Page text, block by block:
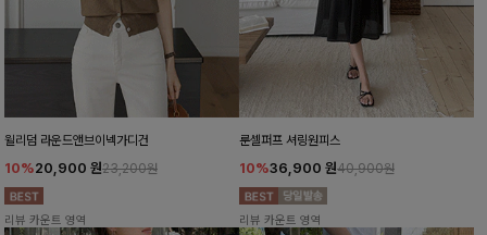
윌리덤 라운드앤브이넥가디건
10%20,900 원23,200원
리뷰 카운트 영역
룬셀퍼프 셔링원피스
10%36,900 원40,900원
리뷰 카운트 영역